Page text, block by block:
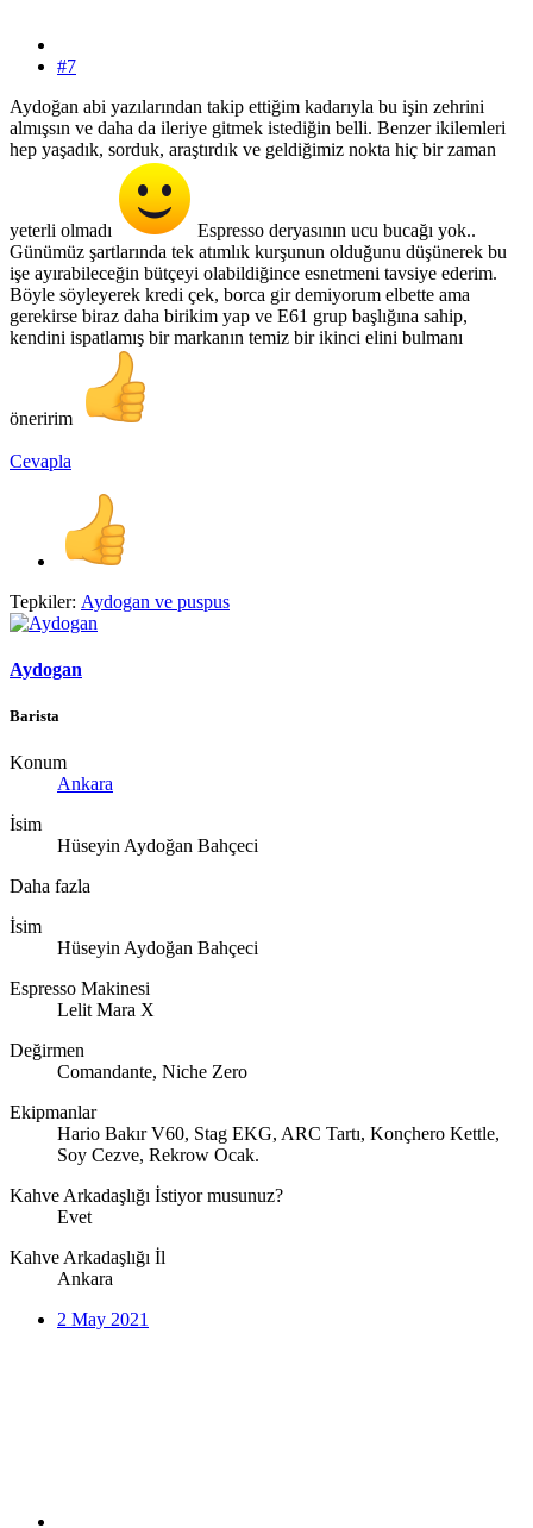
#7
Aydoğan abi yazılarından takip ettiğim kadarıyla bu işin zehrini
almışsın ve daha da ileriye gitmek istediğin belli. Benzer ikilemleri
hep yaşadık, sorduk, araştırdık ve geldiğimiz nokta hiç bir zaman
yeterli olmadı
Espresso deryasının ucu bucağı yok..
Günümüz şartlarında tek atımlık kurşunun olduğunu düşünerek bu
işe ayırabileceğin bütçeyi olabildiğince esnetmeni tavsiye ederim.
Böyle söyleyerek kredi çek, borca gir demiyorum elbette ama
gerekirse biraz daha birikim yap ve E61 grup başlığına sahip,
kendini ispatlamış bir markanın temiz bir ikinci elini bulmanı
öneririm
Cevapla
Tepkiler: Aydogan ve puspus
Aydogan
Barista
Konum
Ankara
İsim
Hüseyin Aydoğan Bahçeci
Daha fazla
İsim
Hüseyin Aydoğan Bahçeci
Espresso Makinesi
Lelit Mara X
Değirmen
Comandante, Niche Zero
Ekipmanlar
Hario Bakır V60, Stag EKG, ARC Tartı, Konçhero Kettle,
Soy Cezve, Rekrow Ocak.
Kahve Arkadaşlığı İstiyor musunuz?
Evet
Kahve Arkadaşlığı İl
Ankara
2 May 2021